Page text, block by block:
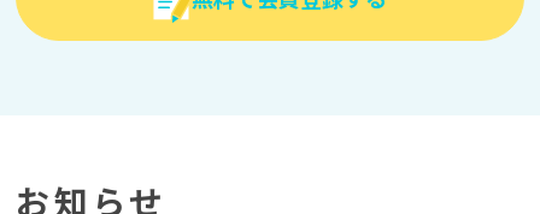
お知らせ